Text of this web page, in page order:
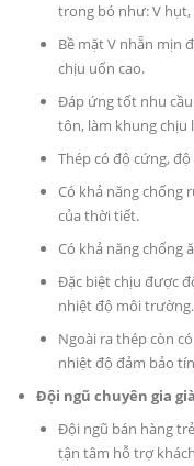
trong bó như: V
Bề mặt V nhẵn mịn
chịu uốn cao.
Đáp ứng tốt nhu
tôn, làm khung chịu
Thép có độ cứng,
Có khả năng chống
của thời tiết.
Có khả năng chống
Đặc biệt chịu được
nhiệt độ môi trường.
Ngoài ra thép còn
nhiệt độ đảm bảo
Đội ngũ chuyên gia
Đội ngũ bán hàng
tận tâm hỗ trợ